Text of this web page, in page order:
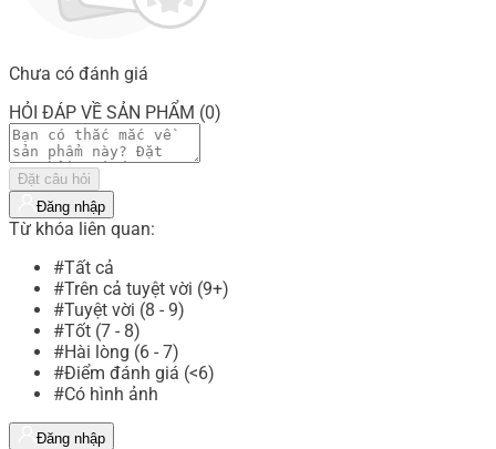
Chưa có đánh giá
HỎI ĐÁP VỀ SẢN PHẨM (0)
Đặt câu hỏi
Đăng nhập
Từ khóa liên quan:
#Tất cả
#Trên cả tuyệt vời (9+)
#Tuyệt vời (8 - 9)
#Tốt (7 - 8)
#Hài lòng (6 - 7)
#Điểm đánh giá (<6)
#Có hình ảnh
Đăng nhập